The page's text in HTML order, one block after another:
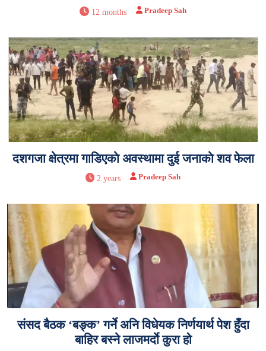
12 months Pradeep Sah
दशगजा क्षेत्रमा गाडिएकाे अवस्थामा दुई जनाकाे शव फेला
2 years Pradeep Sah
संसद बैठक ‘बङ्क’ गर्ने अनि विधेयक निर्णयार्थ पेश हुँदा
बाहिर बस्ने लाजमर्दाे कुरा हो